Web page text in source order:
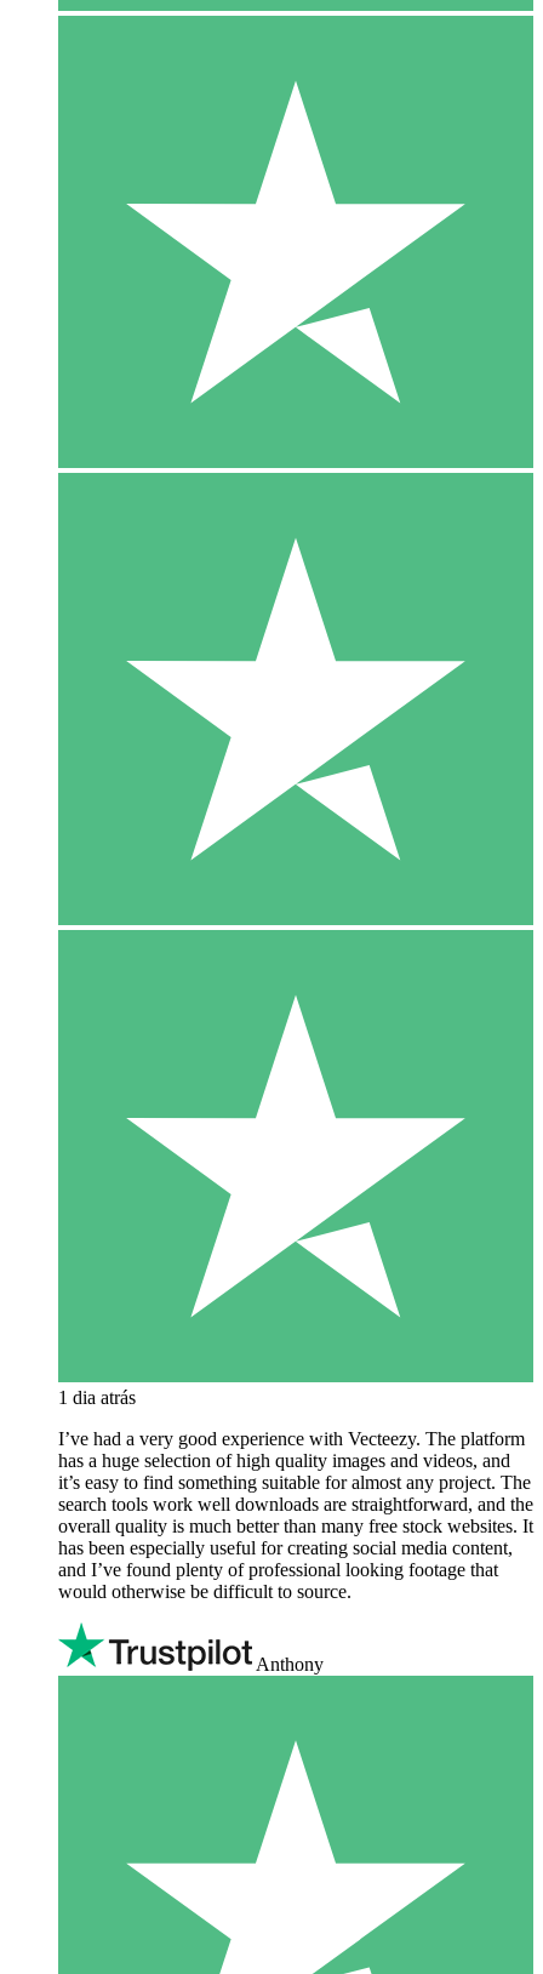
1 dia atrás
I’ve had a very good experience with Vecteezy. The platform
has a huge selection of high quality images and videos, and
it’s easy to find something suitable for almost any project. The
search tools work well downloads are straightforward, and the
overall quality is much better than many free stock websites. It
has been especially useful for creating social media content,
and I’ve found plenty of professional looking footage that
would otherwise be difficult to source.
Anthony